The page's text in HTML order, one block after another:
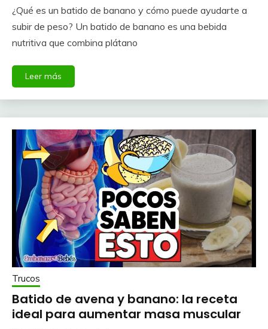
¿Qué es un batido de banano y cómo puede ayudarte a
subir de peso? Un batido de banano es una bebida
nutritiva que combina plátano
Leer más
Trucos
Batido de avena y banano: la receta
ideal para aumentar masa muscular